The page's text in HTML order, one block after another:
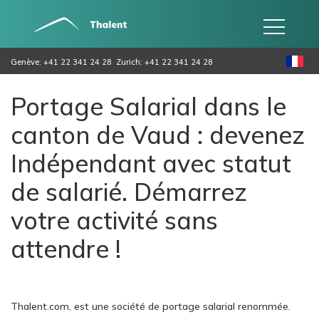
Genève: +41 22 341 24 28 Zurich: +41 22 341 24 28
Portage Salarial dans le
canton de Vaud : devenez
Indépendant avec statut
de salarié. Démarrez
votre activité sans
attendre !
Thalent.com, est une société de portage salarial renommée.